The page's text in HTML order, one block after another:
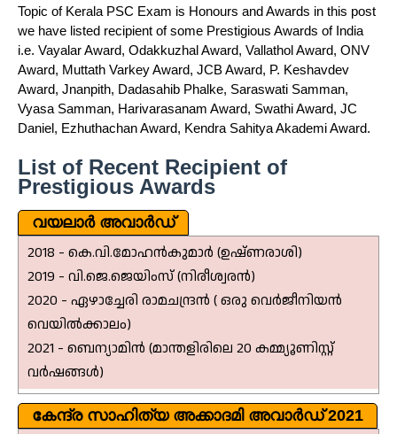
Topic of Kerala PSC Exam is Honours and Awards in this post
we have listed recipient of some Prestigious Awards of India
i.e. Vayalar Award, Odakkuzhal Award, Vallathol Award, ONV
Award, Muttath Varkey Award, JCB Award, P. Keshavdev
Award, Jnanpith, Dadasahib Phalke, Saraswati Samman,
Vyasa Samman, Harivarasanam Award, Swathi Award, JC
Daniel, Ezhuthachan Award, Kendra Sahitya Akademi Award.
List of Recent Recipient of
Prestigious Awards
വയലാർ അവാർഡ്
2018 - കെ.വി.മോഹൻകുമാർ (ഉഷ്ണരാശി)
2019 - വി.ജെ.ജെയിംസ് (നിരീശ്വരൻ)
2020 - ഏഴാച്ചേരി രാമചന്ദ്രൻ ( ഒരു വെർജീനിയൻ
വെയിൽക്കാലം)
2021 - ബെന്യാമിൻ (മാന്തളിരിലെ 20 കമ്മ്യൂണിസ്റ്റ്
വർഷങ്ങൾ)
കേന്ദ്ര സാഹിത്യ അക്കാദമി അവാർഡ് 2021